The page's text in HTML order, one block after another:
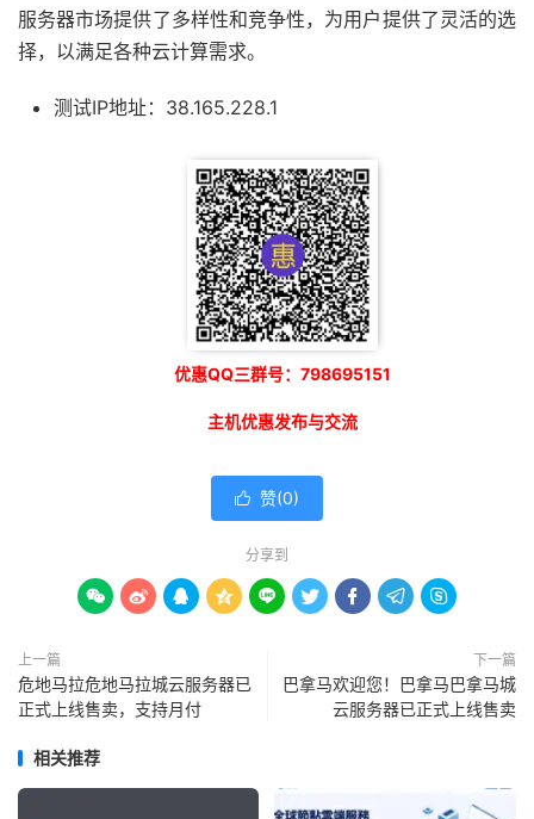
服务器市场提供了多样性和竞争性，为用户提供了灵活的选
择，以满足各种云计算需求。
测试IP地址：38.165.228.1
优惠QQ三群号：798695151
主机优惠发布与交流
 赞(0)
分享到
        
上一篇
危地马拉危地马拉城云服务器已
正式上线售卖，支持月付
下一篇
巴拿马欢迎您！巴拿马巴拿马城
云服务器已正式上线售卖
相关推荐